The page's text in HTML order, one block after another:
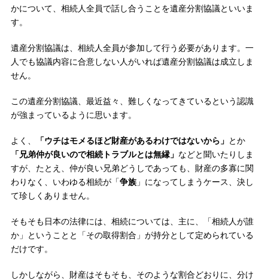
かについて、相続人全員で話し合うことを遺産分割協議といいま
す。
遺産分割協議は、相続人全員が参加して行う必要があります。一
人でも協議内容に合意しない人がいれば遺産分割協議は成立しま
せん。
この遺産分割協議、最近益々、難しくなってきているという認識
が強まっているように思います。
よく、 「ウチはモメるほど財産があるわけではないから」 とか
「兄弟仲が良いので相続トラブルとは無縁」 などと聞いたりしま
すが、たとえ、仲が良い兄弟どうしであっても、財産の多寡に関
わりなく、いわゆる相続が「争族」になってしまうケース、決し
て珍しくありません。
そもそも日本の法律には、相続については、主に、「相続人が誰
か」ということと「その取得割合」が持分として定められている
だけです。
しかしながら、財産はそもそも、そのような割合どおりに、分け